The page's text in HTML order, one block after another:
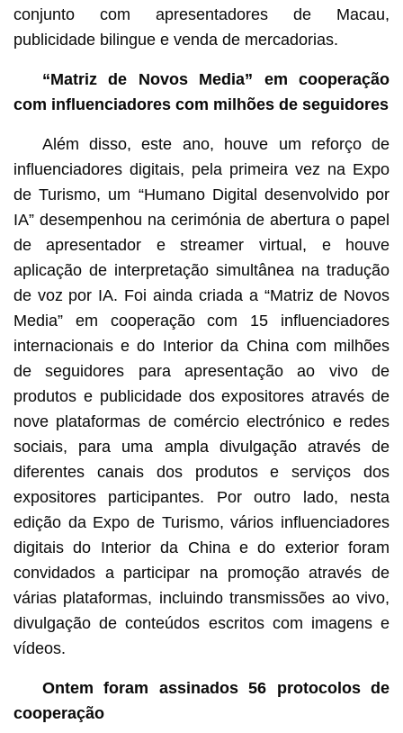
conjunto com apresentadores de Macau,
publicidade bilingue e venda de mercadorias.
“Matriz de Novos Media” em cooperação
com influenciadores com milhões de seguidores
Além disso, este ano, houve um reforço de
influenciadores digitais, pela primeira vez na Expo
de Turismo, um “Humano Digital desenvolvido por
IA” desempenhou na cerimónia de abertura o papel
de apresentador e streamer virtual, e houve
aplicação de interpretação simultânea na tradução
de voz por IA. Foi ainda criada a “Matriz de Novos
Media” em cooperação com 15 influenciadores
internacionais e do Interior da China com milhões
de seguidores para apresentação ao vivo de
produtos e publicidade dos expositores através de
nove plataformas de comércio electrónico e redes
sociais, para uma ampla divulgação através de
diferentes canais dos produtos e serviços dos
expositores participantes. Por outro lado, nesta
edição da Expo de Turismo, vários influenciadores
digitais do Interior da China e do exterior foram
convidados a participar na promoção através de
várias plataformas, incluindo transmissões ao vivo,
divulgação de conteúdos escritos com imagens e
vídeos.
Ontem foram assinados 56 protocolos de
cooperação